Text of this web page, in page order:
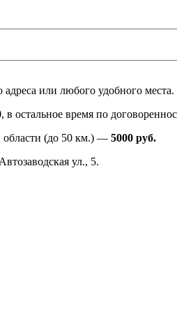
или любого удобного места.
, в остальное время по
области (до 50 км.) — 5000 руб.
ул., 5.